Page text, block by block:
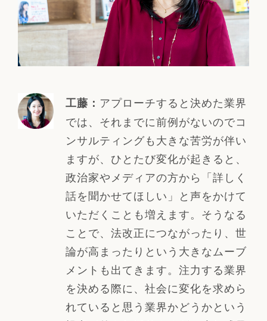
工藤： アプローチすると決めた業界
では、それまでに前例がないのでコ
ンサルティングも大きな苦労が伴い
ますが、ひとたび変化が起きると、
政治家やメディアの方から「詳しく
話を聞かせてほしい」と声をかけて
いただくことも増えます。そうなる
ことで、法改正につながったり、世
論が高まったりという大きなムーブ
メントも出てきます。注力する業界
を決める際に、社会に変化を求めら
れていると思う業界かどうかという